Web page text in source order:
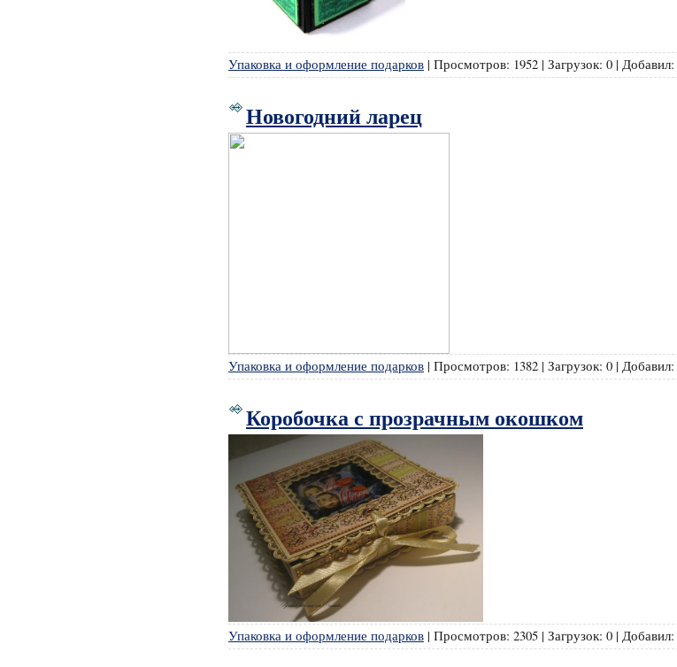
Упаковка и оформление подарков| Просмотров: 1952| Загрузок: 0| Добавил:
Новогодний ларец
Упаковка и оформление подарков| Просмотров: 1382| Загрузок: 0| Добавил:
Коробочка с прозрачным окошком
Упаковка и оформление подарков| Просмотров: 2305| Загрузок: 0| Добавил: